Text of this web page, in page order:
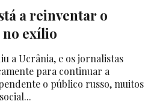
a reinventar o
exílio
a Ucrânia, e os jornalistas
para continuar a
o público russo, muitos